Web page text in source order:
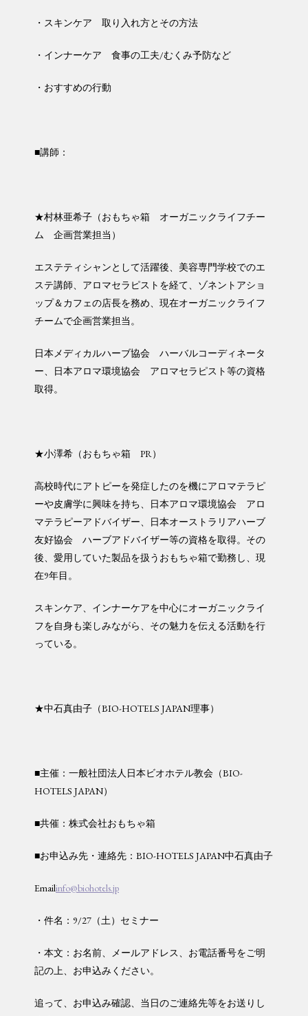
・スキンケア 取り入れ方とその方法
・インナーケア 食事の工夫/むくみ予防など
・おすすめの行動
■講師：
★村林亜希子（おもちゃ箱 オーガニックライフチー
ム 企画営業担当）
エステティシャンとして活躍後、美容専門学校でのエ
ステ講師、アロマセラピストを経て、ゾネントアショ
ップ＆カフェの店長を務め、現在オーガニックライフ
チームで企画営業担当。
日本メディカルハーブ協会 ハーバルコーディネータ
ー、日本アロマ環境協会 アロマセラピスト等の資格
取得。
★小澤希（おもちゃ箱 PR）
高校時代にアトピーを発症したのを機にアロマテラピ
ーや皮膚学に興味を持ち、日本アロマ環境協会 アロ
マテラピーアドバイザー、日本オーストラリアハーブ
友好協会 ハーブアドバイザー等の資格を取得。その
後、愛用していた製品を扱うおもちゃ箱で勤務し、現
在9年目。
スキンケア、インナーケアを中心にオーガニックライ
フを自身も楽しみながら、その魅力を伝える活動を行
っている。
★中石真由子（BIO-HOTELS JAPAN理事）
■主催：一般社団法人日本ビオホテル教会（BIO-
HOTELS JAPAN）
■共催：株式会社おもちゃ箱
■お申込み先・連絡先：BIO-HOTELS JAPAN中石真由子
Emailinfo@biohotels.jp
・件名：9/27（土）セミナー
・本文：お名前、メールアドレス、お電話番号をご明
記の上、お申込みください。
追って、お申込み確認、当日のご連絡先等をお送りし